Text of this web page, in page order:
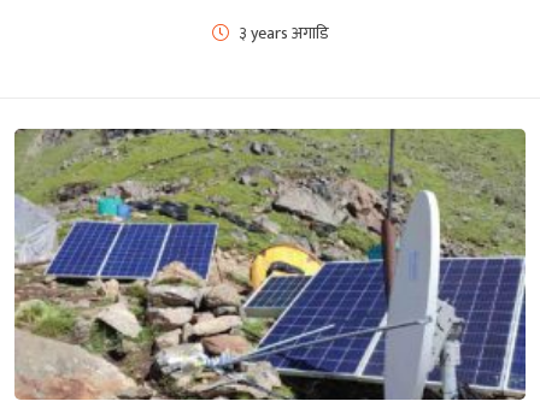
३ years अगाडि